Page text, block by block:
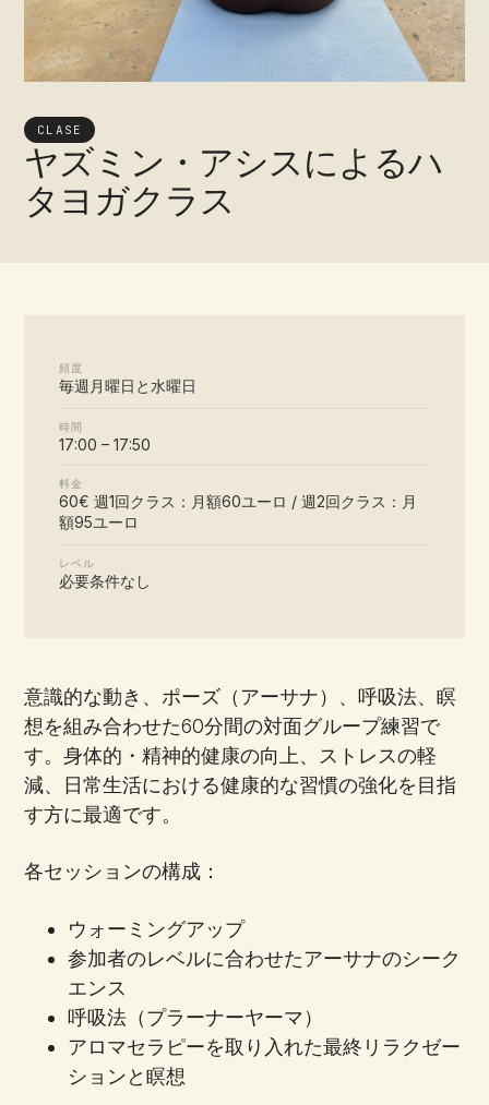
CLASE
ヤズミン・アシスによるハ
タヨガクラス
意識的な動き、ポーズ（アーサナ）、呼吸法、瞑
想を組み合わせた60分間の対面グループ練習で
す。身体的・精神的健康の向上、ストレスの軽
減、日常生活における健康的な習慣の強化を目指
す方に最適です。
各セッションの構成：
ウォーミングアップ
参加者のレベルに合わせたアーサナのシーク
エンス
呼吸法（プラーナーヤーマ）
アロマセラピーを取り入れた最終リラクゼー
ションと瞑想
頻度
毎週月曜日と水曜日
時間
17:00 – 17:50
料金
60€週1回クラス：月額60ユーロ / 週2回クラス：月
額95ユーロ
レベル
必要条件なし